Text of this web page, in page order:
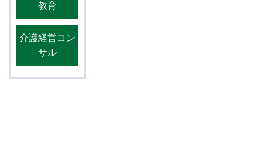
教育
介護経営コン
サル